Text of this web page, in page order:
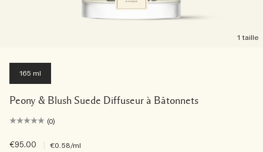
1 taille
165 ml
Peony & Blush Suede Diffuseur à Bâtonnets
(0)
€95.00 €0.58/ml